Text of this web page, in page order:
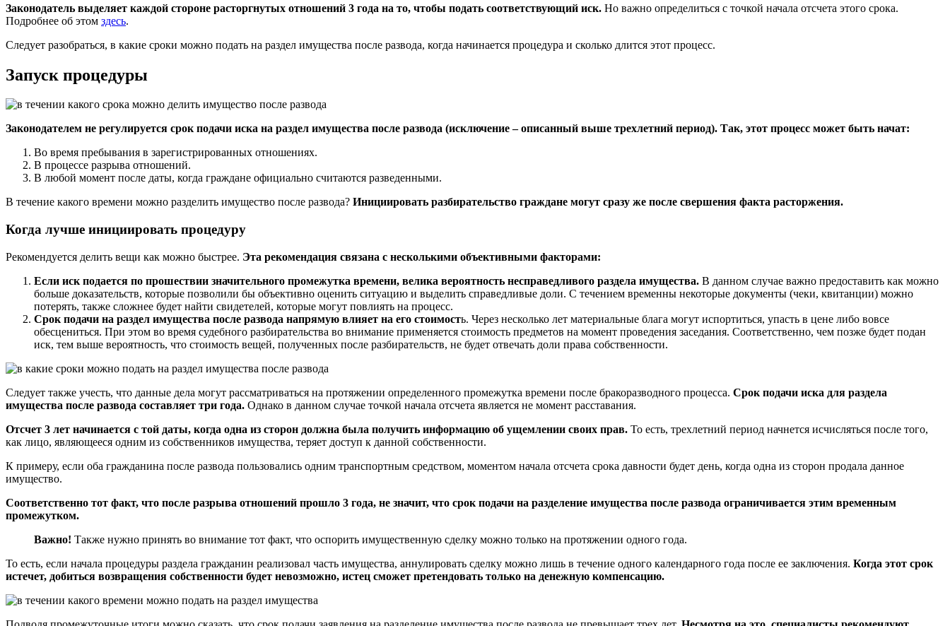
Законодатель выделяет каждой стороне расторгнутых отношений 3 года на то, чтобы подать соответствующий иск. Но важно определиться с точкой начала отсчета этого срока.
Подробнее об этом здесь.
Следует разобраться, в какие сроки можно подать на раздел имущества после развода, когда начинается процедура и сколько длится этот процесс.
Запуск процедуры
Законодателем не регулируется срок подачи иска на раздел имущества после развода (исключение – описанный выше трехлетний период). Так, этот процесс может быть начат:
Во время пребывания в зарегистрированных отношениях.
В процессе разрыва отношений.
В любой момент после даты, когда граждане официально считаются разведенными.
В течение какого времени можно разделить имущество после развода? Инициировать разбирательство граждане могут сразу же после свершения факта расторжения.
Когда лучше инициировать процедуру
Рекомендуется делить вещи как можно быстрее. Эта рекомендация связана с несколькими объективными факторами:
Если иск подается по прошествии значительного промежутка времени, велика вероятность несправедливого раздела имущества. В данном случае важно предоставить как можно
больше доказательств, которые позволили бы объективно оценить ситуацию и выделить справедливые доли. С течением временны некоторые документы (чеки, квитанции) можно
потерять, также сложнее будет найти свидетелей, которые могут повлиять на процесс.
Срок подачи на раздел имущества после развода напрямую влияет на его стоимость. Через несколько лет материальные блага могут испортиться, упасть в цене либо вовсе
обесцениться. При этом во время судебного разбирательства во внимание применяется стоимость предметов на момент проведения заседания. Соответственно, чем позже будет подан
иск, тем выше вероятность, что стоимость вещей, полученных после разбирательств, не будет отвечать доли права собственности.
Следует также учесть, что данные дела могут рассматриваться на протяжении определенного промежутка времени после бракоразводного процесса. Срок подачи иска для раздела
имущества после развода составляет три года. Однако в данном случае точкой начала отсчета является не момент расставания.
Отсчет 3 лет начинается с той даты, когда одна из сторон должна была получить информацию об ущемлении своих прав. То есть, трехлетний период начнется исчисляться после того,
как лицо, являющееся одним из собственников имущества, теряет доступ к данной собственности.
К примеру, если оба гражданина после развода пользовались одним транспортным средством, моментом начала отсчета срока давности будет день, когда одна из сторон продала данное
имущество.
Соответственно тот факт, что после разрыва отношений прошло 3 года, не значит, что срок подачи на разделение имущества после развода ограничивается этим временным
промежутком.
Важно! Также нужно принять во внимание тот факт, что оспорить имущественную сделку можно только на протяжении одного года.
То есть, если начала процедуры раздела гражданин реализовал часть имущества, аннулировать сделку можно лишь в течение одного календарного года после ее заключения. Когда этот срок
истечет, добиться возвращения собственности будет невозможно, истец сможет претендовать только на денежную компенсацию.